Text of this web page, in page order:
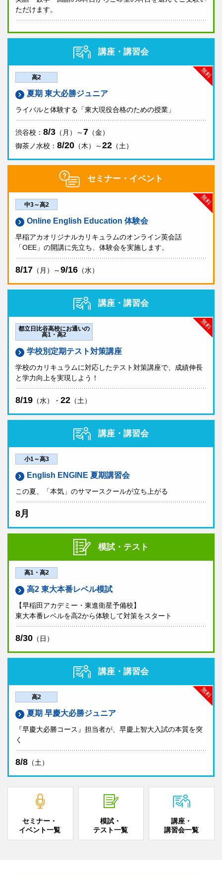
ただけます。
講座・講習会
無料
高2
夏期 東大必勝ジュニア
ライバルと体験する「東大現役合格のための授業」
渋谷校： 8/3 （月）～7 （金）
御茶ノ水校： 8/20 （木）～22 （土）
セミナー・イベント
無料
中3～高2
Online English Education 体験会
早稲アカオリジナルカリキュラムのオンライン英会話
「OEE」の開講に先立ち、体験会を実施します。
8/17 （月）～9/16 （水）
講座・講習会
無料
都立日比谷高校にお通いの
高1・高2
学校別定期テスト対策講座
学校のカリキュラムに対応したテスト対策講座で、成績伸長
と学力向上を実現しよう！
8/19 （水）・ 22 （土）
講座・講習会
小1～高3
English ENGINE 夏期講習会
この夏、「本気」のサマースクールが立ち上がる
8月
模試・テスト
高1・高2
高2 東大本番レベル模試
【早稲田アカデミー・東進衛星予備校】
東大本番レベルを高2から体験して対策をスタート
8/30 （日）
講座・講習会
無料
高2
夏期 早慶大必勝ジュニア
『早慶大必勝コース』担当者が、早慶上智大入試の本質を突
く
8/8 （土）
セミナー・
イベント一覧
模試・
テスト一覧
講座・
講習会一覧